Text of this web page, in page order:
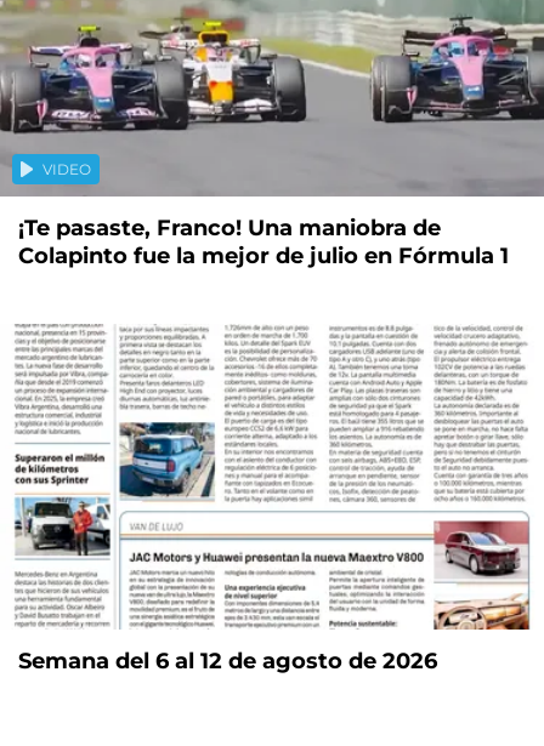
VIDEO
¡Te pasaste, Franco! Una maniobra de
Colapinto fue la mejor de julio en Fórmula 1
Semana del 6 al 12 de agosto de 2026